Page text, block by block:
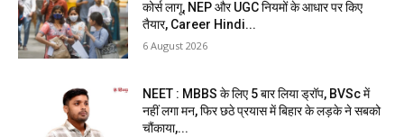
कोर्स लागू, NEP और UGC नियमों के आधार पर किए
तैयार, Career Hindi...
6 August 2026
NEET : MBBS के लिए 5 बार लिया ड्रॉप, BVSc में
नहीं लगा मन, फिर छठे प्रयास में बिहार के लड़के ने सबको
चौंकाया,...